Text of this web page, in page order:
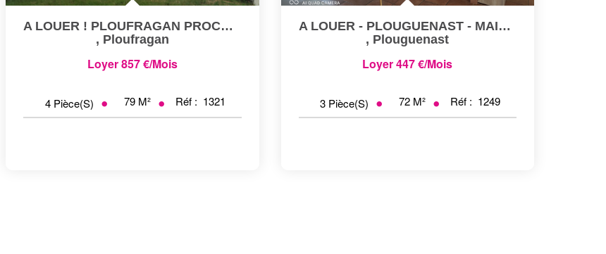
A LOUER ! PLOUFRAGAN PROCHE CENTRE-VILLE ! MAISON T4 AVEC...
, Ploufragan
Loyer 857 €/mois
4 Pièce(s) 79 M² Réf : 1321
A LOUER - PLOUGUENAST - MAISON EN PIERRE AVEC DEUX CHAMBRES
, Plouguenast
Loyer 447 €/mois
3 Pièce(s) 72 M² Réf : 1249